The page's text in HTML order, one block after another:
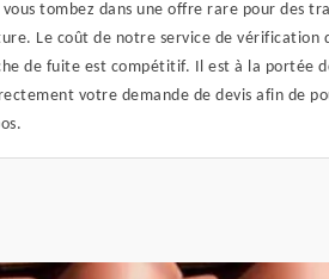
tombez dans une offre rare pour des
Le coût de notre service de vérification
de fuite est compétitif. Il est à la portée
votre demande de devis afin de